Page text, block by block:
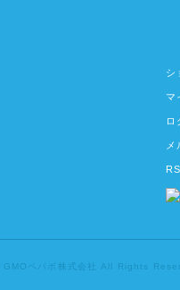
シ
マ
ロ
GMOペパボ株式会社 All Rights